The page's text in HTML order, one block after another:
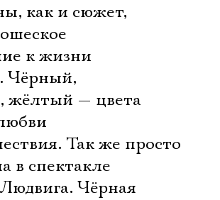
как и сюжет,
к жизни
Чёрный,
жёлтый — цвета
Так же просто
в спектакле
Чёрная